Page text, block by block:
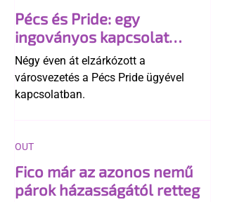
Pécs és Pride: egy
ingoványos kapcsolat
története
Négy éven át elzárkózott a
városvezetés a Pécs Pride ügyével
kapcsolatban.
Fico már az azonos nemű
párok házasságától retteg
OUT